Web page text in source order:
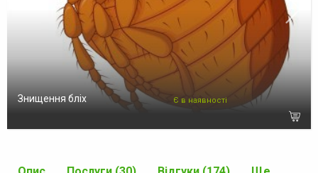
Знищення бліх Є в наявності